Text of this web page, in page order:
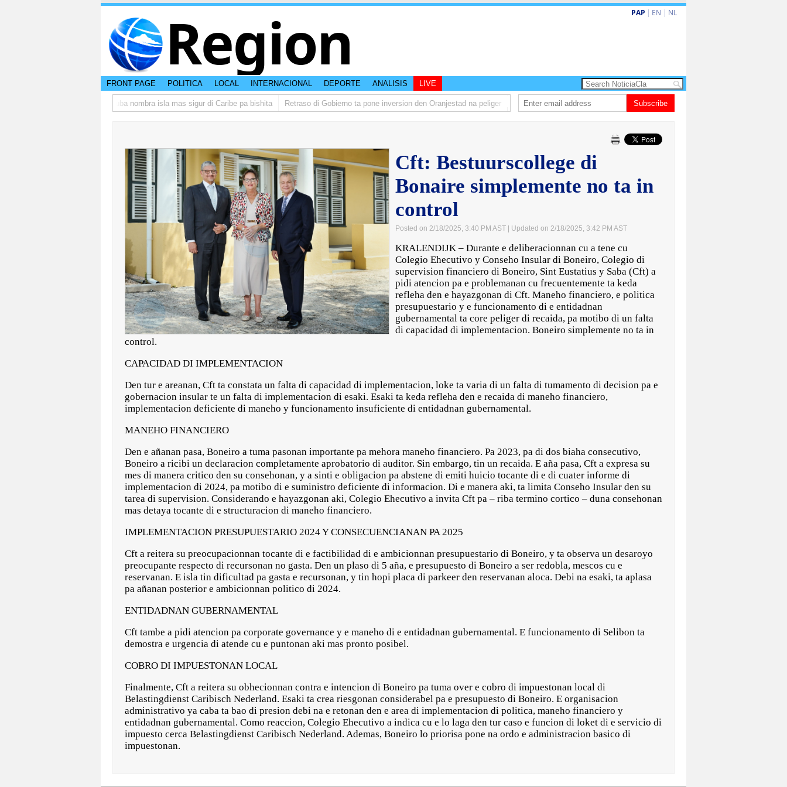
Region PAP | EN | NL
FRONT PAGE POLITICA LOCAL INTERNACIONAL DEPORTE ANALISIS LIVE
CISI: Aruba nombra isla mas sigur di Caribe pa bishita Retraso di Gobierno ta pone inversion den Oranjestad na peliger Abelardo de la Espriella a huramenta como presidente di Colombia
Subscribe
Cft: Bestuurscollege di
Bonaire simplemente no ta in
control
Posted on 2/18/2025, 3:40 PM AST | Updated on 2/18/2025, 3:42 PM AST
KRALENDIJK – Durante e deliberacionnan cu a tene cu
Colegio Ehecutivo y Conseho Insular di Boneiro, Colegio di
supervision financiero di Boneiro, Sint Eustatius y Saba (Cft) a
pidi atencion pa e problemanan cu frecuentemente ta keda
refleha den e hayazgonan di Cft. Maneho financiero, e politica
presupuestario y e funcionamento di e entidadnan
gubernamental ta core peliger di recaida, pa motibo di un falta
di capacidad di implementacion. Boneiro simplemente no ta in
control.
CAPACIDAD DI IMPLEMENTACION
Den tur e areanan, Cft ta constata un falta di capacidad di implementacion, loke ta varia di un falta di tumamento di decision pa e
gobernacion insular te un falta di implementacion di esaki. Esaki ta keda refleha den e recaida di maneho financiero,
implementacion deficiente di maneho y funcionamento insuficiente di entidadnan gubernamental.
MANEHO FINANCIERO
Den e añanan pasa, Boneiro a tuma pasonan importante pa mehora maneho financiero. Pa 2023, pa di dos biaha consecutivo,
Boneiro a ricibi un declaracion completamente aprobatorio di auditor. Sin embargo, tin un recaida. E aña pasa, Cft a expresa su
mes di manera critico den su consehonan, y a sinti e obligacion pa abstene di emiti huicio tocante di e di cuater informe di
implementacion di 2024, pa motibo di e suministro deficiente di informacion. Di e manera aki, ta limita Conseho Insular den su
tarea di supervision. Considerando e hayazgonan aki, Colegio Ehecutivo a invita Cft pa – riba termino cortico – duna consehonan
mas detaya tocante di e structuracion di maneho financiero.
IMPLEMENTACION PRESUPUESTARIO 2024 Y CONSECUENCIANAN PA 2025
Cft a reitera su preocupacionnan tocante di e factibilidad di e ambicionnan presupuestario di Boneiro, y ta observa un desaroyo
preocupante respecto di recursonan no gasta. Den un plaso di 5 aña, e presupuesto di Boneiro a ser redobla, mescos cu e
reservanan. E isla tin dificultad pa gasta e recursonan, y tin hopi placa di parkeer den reservanan aloca. Debi na esaki, ta aplasa
pa añanan posterior e ambicionnan politico di 2024.
ENTIDADNAN GUBERNAMENTAL
Cft tambe a pidi atencion pa corporate governance y e maneho di e entidadnan gubernamental. E funcionamento di Selibon ta
demostra e urgencia di atende cu e puntonan aki mas pronto posibel.
COBRO DI IMPUESTONAN LOCAL
Finalmente, Cft a reitera su obhecionnan contra e intencion di Boneiro pa tuma over e cobro di impuestonan local di
Belastingdienst Caribisch Nederland. Esaki ta crea riesgonan considerabel pa e presupuesto di Boneiro. E organisacion
administrativo ya caba ta bao di presion debi na e retonan den e area di implementacion di politica, maneho financiero y
entidadnan gubernamental. Como reaccion, Colegio Ehecutivo a indica cu e lo laga den tur caso e funcion di loket di e servicio di
impuesto cerca Belastingdienst Caribisch Nederland. Ademas, Boneiro lo priorisa pone na ordo e administracion basico di
impuestonan.